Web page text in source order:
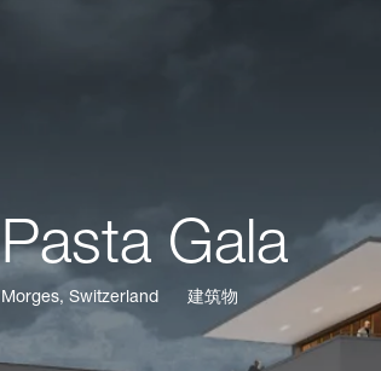
Pasta Gala
Morges, Switzerland 建筑物
Pasta Gala
Morges, Switzerland 建筑物